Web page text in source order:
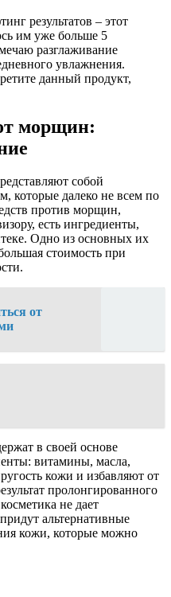
результатов – этот
им уже больше 5
разглаживание
увлажнения.
данный продукт,
морщин:
собой
которые далеко не всем по
против морщин,
есть ингредиенты,
Одно из основных их
стоимость при
от
в своей основе
витамины, масла,
кожи и избавляют от
пролонгированного
не дает
альтернативные
кожи, которые можно